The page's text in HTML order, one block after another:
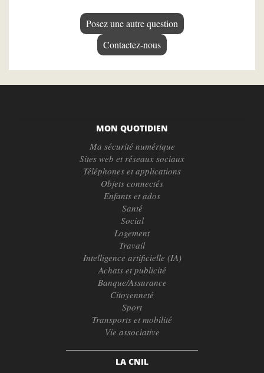
Posez une autre question
Contactez-nous
MON QUOTIDIEN
Ma sécurité numérique
Sites web et réseaux sociaux
Téléphones et applications
Objets connectés
Enfants et ados
Santé
Social
Logement
Travail
Intelligence artificielle (IA)
Achats et publicité
Banque/Assurance
Citoyenneté
Sport
Transports et mobilité
Vie associative
LA CNIL